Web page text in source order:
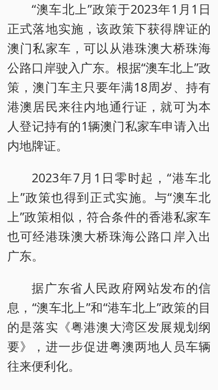
“澳车北上”政策于2023年1月1日
正式落地实施，该政策下获得牌证的
澳门私家车，可以从港珠澳大桥珠海
公路口岸驶入广东。根据“澳车北上”政
策，澳门车主只要年满18周岁、持有
港澳居民来往内地通行证，就可为本
人登记持有的1辆澳门私家车申请入出
内地牌证。
2023年7月1日零时起，“港车北
上”政策也得到正式实施。与“澳车北
上”政策相似，符合条件的香港私家车
也可经港珠澳大桥珠海公路口岸入出
广东。
据广东省人民政府网站发布的信
息，“澳车北上”和“港车北上”政策的目
的是落实《粤港澳大湾区发展规划纲
要》，进一步促进粤澳两地人员车辆
往来便利化。